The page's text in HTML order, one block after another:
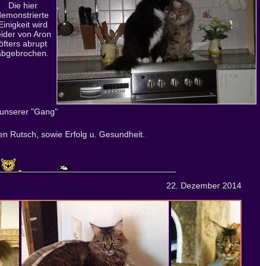
Die hier
wird
von Aron
abrupt
"Gang"
Rutsch, sowie Erfolg u. Gesundheit.
22. Dezember 2014